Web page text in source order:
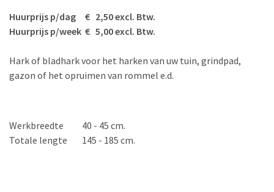
Huurprijs p/dag € 2,50 excl. Btw.
Huurprijs p/week € 5,00 excl. Btw.
Hark of bladhark voor het harken van uw tuin, grindpad,
gazon of het opruimen van rommel e.d.
Werkbreedte
40 - 45 cm.
Totale lengte 145 - 185 cm.